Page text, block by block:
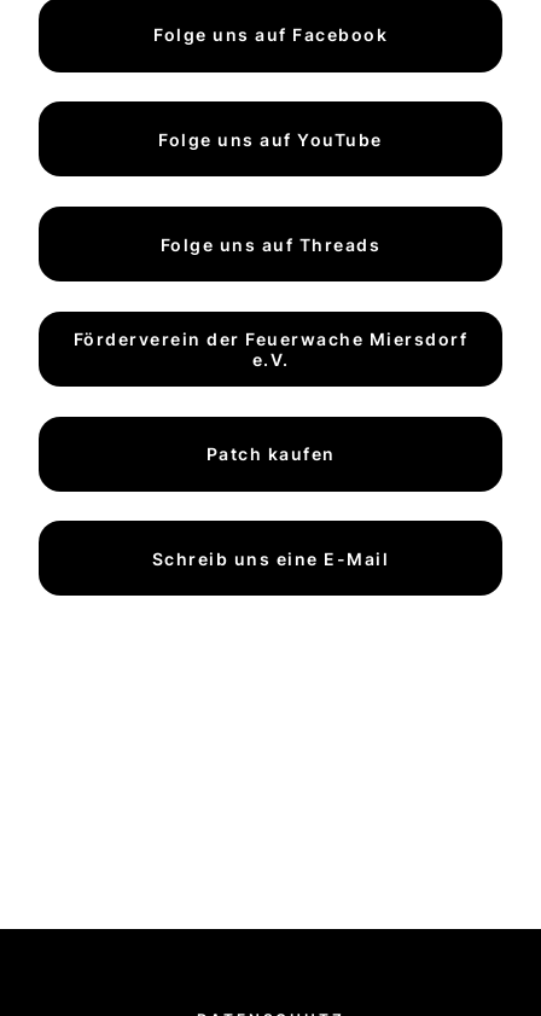
Folge uns auf Facebook
Folge uns auf YouTube
Folge uns auf Threads
Förderverein der Feuerwache Miersdorf
e.V.
Patch kaufen
Schreib uns eine E-Mail